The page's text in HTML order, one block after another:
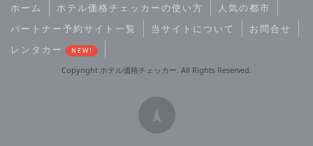
ホーム ホテル価格チェッカーの使い方
人気の都市
パートナー予約サイト一覧
当サイトについて
お問合せ
レンタカー
NEW!
Copyright ホテル価格チェッカー. All Rights Reserved.